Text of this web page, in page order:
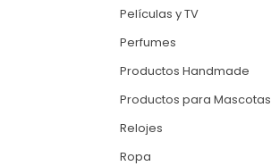
Películas y TV
Perfumes
Productos Handmade
Productos para Mascotas
Relojes
Ropa